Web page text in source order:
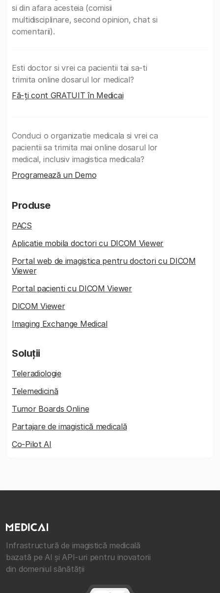
si din afara acesteia (comisii
multidisciplinare, second opinion, chat si
comentarii).
Esti doctor si vrei ca pacientii tai sa-ti
trimita online dosarul lor medical?
Fă-ți cont GRATUIT în Medicai
Conduci o organizatie medicala si vrei ca
pacientii sa trimita mai online dosarul lor
medical, inclusiv imagistica medicala?
Programează un Demo
Produse
PACS
Aplicatie mobila doctori cu DICOM Viewer
Portal web de imagistica pentru doctori cu DICOM
Viewer
Portal pacienti cu DICOM Viewer
DICOM Viewer
Imaging Exchange Medical
Soluții
Teleradiologie
Telemedicină
Tumor Boards Online
Partajare de imagistică medicală
Co-Pilot AI
Infrastructură de imagistică medicală
bazată pe AI și API-uri pentru inovatorii
din domeniul sănătății